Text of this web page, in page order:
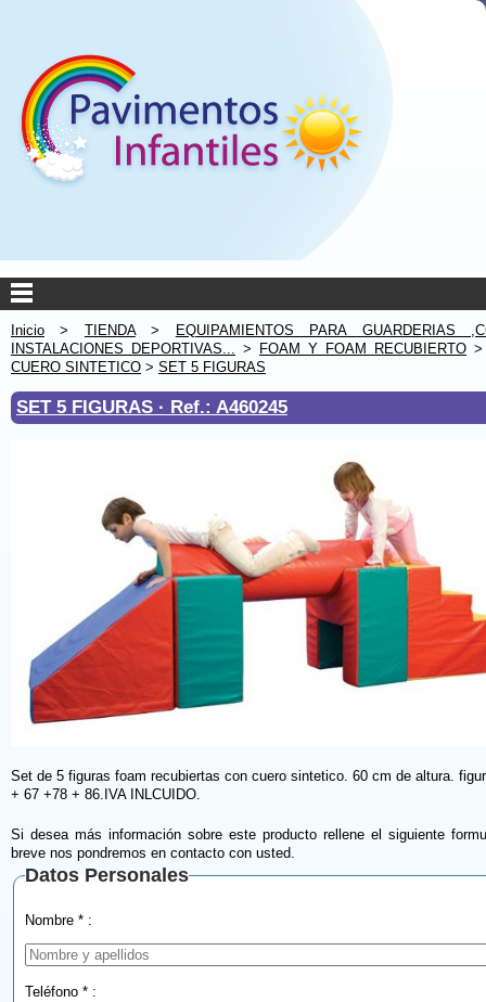
Inicio > TIENDA>
EQUIPAMIENTOS PARA GUARDERIAS
INSTALACIONES DEPORTIVAS... > FOAM Y FOAM RECUBIERTO
CUERO SINTETICO > SET 5 FIGURAS
SET 5 FIGURAS · Ref.: A460245
Set de 5 figuras foam recubiertas con cuero sintetico. 60 cm de altura.
+ 67 +78 + 86.IVA INLCUIDO.
Si desea más información sobre este producto rellene el siguiente
breve nos pondremos en contacto con usted.
Datos Personales
Nombre * :
Teléfono * :